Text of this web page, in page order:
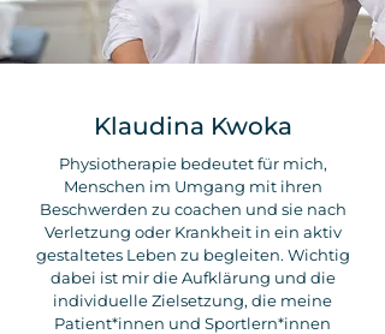
Klaudina Kwoka
Physiotherapie bedeutet für mich,
Menschen im Umgang mit ihren
Beschwerden zu coachen und sie nach
Verletzung oder Krankheit in ein aktiv
gestaltetes Leben zu begleiten. Wichtig
dabei ist mir die Aufklärung und die
individuelle Zielsetzung, die meine
Patient*innen und Sportlern*innen